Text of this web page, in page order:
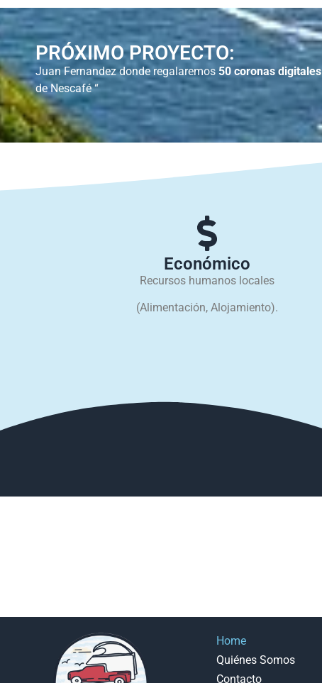
PRÓXIMO PROYECTO:
Juan Fernandez donde regalaremos 50 coronas digitales
de Nescafé “
Económico
Recursos humanos locales
(Alimentación, Alojamiento).
Home
Quiénes Somos
Contacto